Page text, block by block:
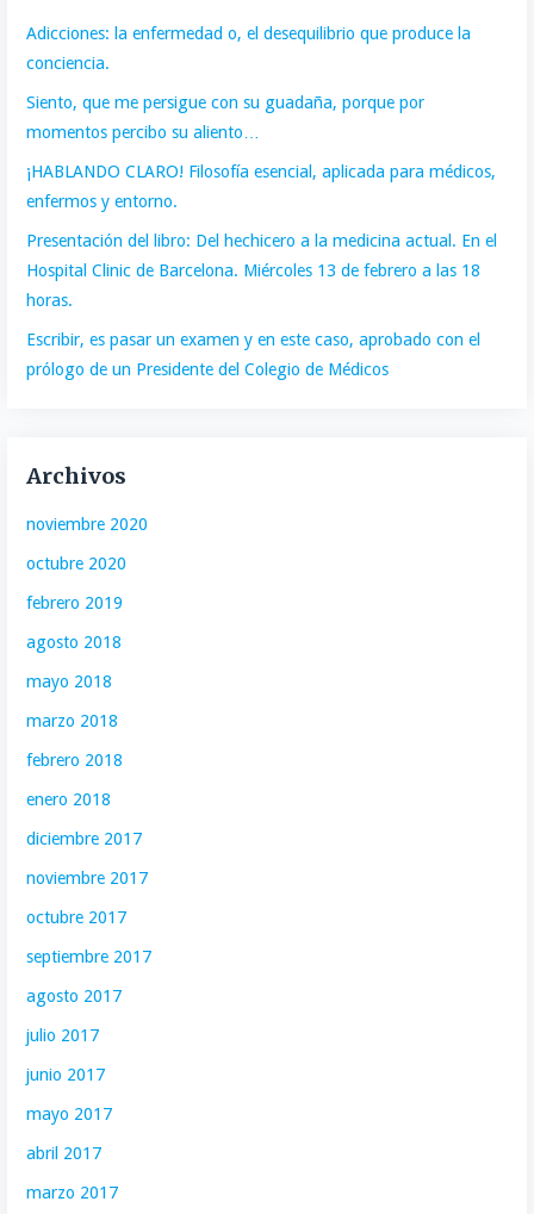
Adicciones: la enfermedad o, el desequilibrio que produce la
conciencia.
Siento, que me persigue con su guadaña, porque por
momentos percibo su aliento…
¡HABLANDO CLARO! Filosofía esencial, aplicada para médicos,
enfermos y entorno.
Presentación del libro: Del hechicero a la medicina actual. En el
Hospital Clinic de Barcelona. Miércoles 13 de febrero a las 18
horas.
Escribir, es pasar un examen y en este caso, aprobado con el
prólogo de un Presidente del Colegio de Médicos
Archivos
noviembre 2020
octubre 2020
febrero 2019
agosto 2018
mayo 2018
marzo 2018
febrero 2018
enero 2018
diciembre 2017
noviembre 2017
octubre 2017
septiembre 2017
agosto 2017
julio 2017
junio 2017
mayo 2017
abril 2017
marzo 2017